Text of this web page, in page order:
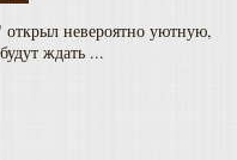
открыл невероятно уютную,
ждать ...